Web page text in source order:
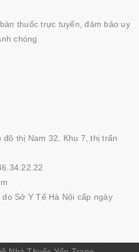
thuốc trực tuyến, đảm bảo uy
chóng
đô thị Nam 32, Khu 7, thị trấn
do Sở Y Tế Hà Nội cấp ngày